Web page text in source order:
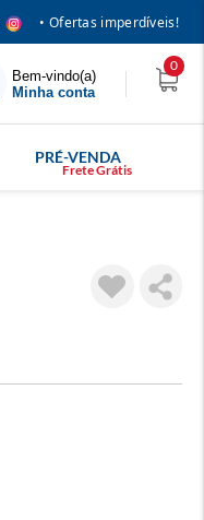
• Ofertas imperdíveis!
Bem-vindo(a)
Minha conta
0
PRÉ-VENDA